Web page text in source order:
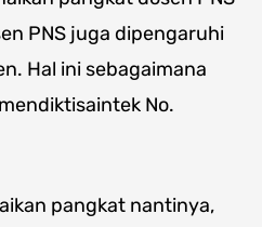
PNS juga dipengaruhi
Hal ini sebagaimana
No.
pangkat nantinya,